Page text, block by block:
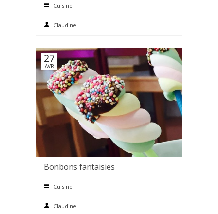
Cuisine
Claudine
27
AVR
Bonbons fantaisies
Cuisine
Claudine